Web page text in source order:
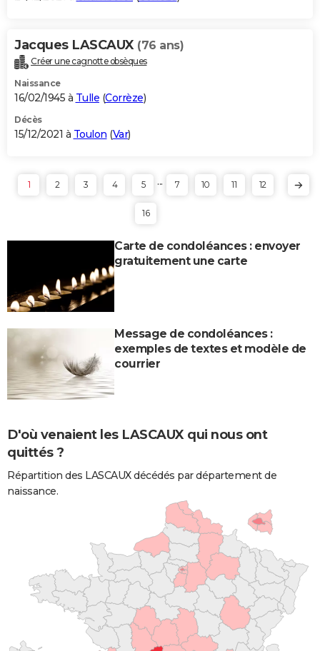
Jacques LASCAUX (76 ans)
Créer une cagnotte obsèques
Naissance
16/02/1945 à Tulle (Corrèze)
Décès
15/12/2021 à Toulon (Var)
1 2 3 4 5 ... 7 10 11 12
16
Carte de condoléances : envoyer
gratuitement une carte
Message de condoléances :
exemples de textes et modèle de
courrier
D'où venaient les LASCAUX qui nous ont
quittés ?
Répartition des LASCAUX décédés par département de
naissance.